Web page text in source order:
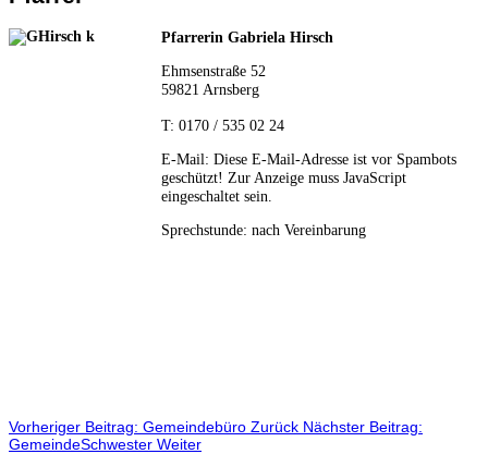
Pfarrerin Gabriela Hirsch
Ehmsenstraße 52
59821 Arnsberg
T: 0170 / 535 02 24
E-Mail: Diese E-Mail-Adresse ist vor Spambots
geschützt! Zur Anzeige muss JavaScript
eingeschaltet sein.
Sprechstunde: nach Vereinbarung
Vorheriger Beitrag: Gemeindebüro Zurück Nächster Beitrag:
GemeindeSchwester Weiter